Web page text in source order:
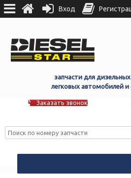
запчасти для
легковых автомобилей и
Заказать звонок
Вход